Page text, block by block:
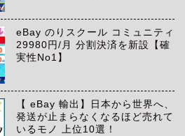
eBay のりスクール コミュニティ
29980円/月 分割決済を新設【確
実性No1】
【 eBay 輸出】日本から世界へ、
発送が止まらなくなるほど売れて
いるモノ 上位10選！